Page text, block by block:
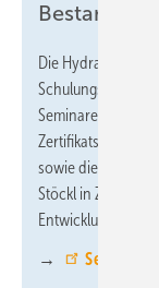
Bestandteil
Die
Seminaren zum
sowie die „VDI
Stöckl in
→ Seminare